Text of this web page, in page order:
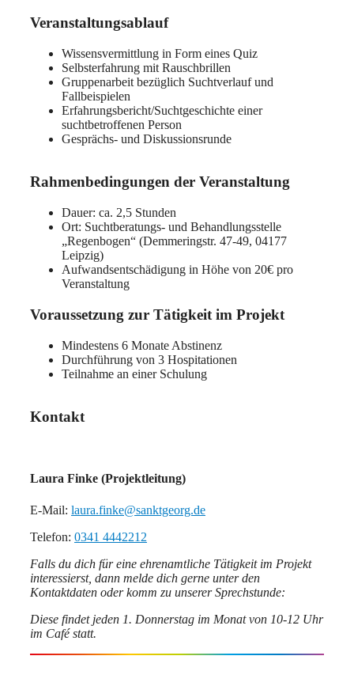
Veranstaltungsablauf
Wissensvermittlung in Form eines Quiz
Selbsterfahrung mit Rauschbrillen
Gruppenarbeit bezüglich Suchtverlauf und
Fallbeispielen
Erfahrungsbericht/Suchtgeschichte einer
suchtbetroffenen Person
Gesprächs- und Diskussionsrunde
Rahmenbedingungen der Veranstaltung
Dauer: ca. 2,5 Stunden
Ort: Suchtberatungs- und Behandlungsstelle
„Regenbogen“ (Demmeringstr. 47-49, 04177
Leipzig)
Aufwandsentschädigung in Höhe von 20€ pro
Veranstaltung
Voraussetzung zur Tätigkeit im Projekt
Mindestens 6 Monate Abstinenz
Durchführung von 3 Hospitationen
Teilnahme an einer Schulung
Kontakt
Laura Finke (Projektleitung)
E-Mail: laura.finke@sanktgeorg.de
Telefon: 0341 4442212
Falls du dich für eine ehrenamtliche Tätigkeit im Projekt
interessierst, dann melde dich gerne unter den
Kontaktdaten oder komm zu unserer Sprechstunde:
Diese findet jeden 1. Donnerstag im Monat von 10-12 Uhr
im Café statt.